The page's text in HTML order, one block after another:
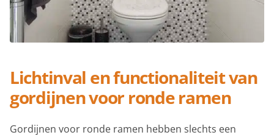
Lichtinval en functionaliteit van
gordijnen voor ronde ramen
Gordijnen voor ronde ramen hebben slechts een